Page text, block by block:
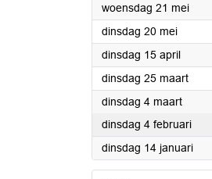
woensdag 21 mei2025
dinsdag 20 mei2025
dinsdag 15 april2025
dinsdag 25 maart2025
dinsdag 4 maart2025
dinsdag 4 februari2025
dinsdag 14 januari2025